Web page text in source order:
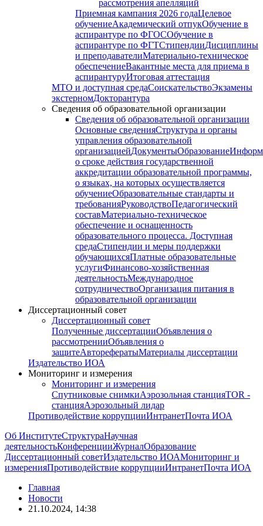
рассмотрения апелляций
Приемная кампания 2026 годаЦелевое
обучениеАкадемический отпукОбучение в
аспирантуре по ФГОСОбучение в
аспирантуре по ФГТСтипендииДисциплины
и преподавателиМатериально-техническое
обеспечениеВакантные места для приема в
аспирантуруИтоговая аттестация
МТО и доступная средаСоискательствоЭкзамены
экстерномДокторантура
Сведения об образовательной организации
Сведения об образовательной организации
Основные сведенияСтруктура и органы
управления образовательной
организациейДокументыОбразование
о сроке действия государственной
аккредитации образовательной программы,
о языках, на которых осуществляется
обучениеОбразовательные стандарты и
требованияРуководствоПедагогический
составМатериально-техническое
обеспечение и оснащенность
образовательного процесса. Доступная
средаСтипендии и меры поддержки
обучающихсяПлатные образовательные
услугиФинансово-хозяйственная
деятельностьМеждународное
сотрудничествоОрганизация питания в
образовательной организации
Диссертационный совет
Диссертационный совет
Полученные диссертацииОбъявления о
рассмотренииОбъявления о
защитеАвторефератыМатериалы диссертации
Издательство ИОА
Мониторинг и измерения
Мониторинг и измерения
Спутниковые снимкиАэрозольная станцияTOR -
станцияАэрозольный лидар
Противодействие коррупцииИнтранетПочта ИОА
Об ИнститутеСтруктураНаучная
деятельностьКонференцииЖурналОбразование
Диссертационный советИздательство ИОАМониторинг и
измеренияПротиводействие коррупцииИнтранетПочта ИОА
Главная
Новости
21.10.2024, 14:38